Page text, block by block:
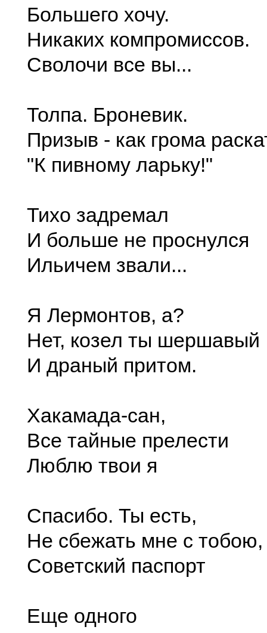
Большего хочу.
Никаких компромиссов.
Сволочи все вы...
Толпа. Броневик.
Призыв - как грома
"К пивному ларьку!"
Тихо задремал
И больше не проснулся
Ильичем звали...
Я Лермонтов, а?
Нет, козел ты шершавый
И драный притом.
Хакамада-сан,
Все тайные прелести
Люблю твои я
Спасибо. Ты есть,
Не сбежать мне с тобою,
Советский паспорт
Еще одного